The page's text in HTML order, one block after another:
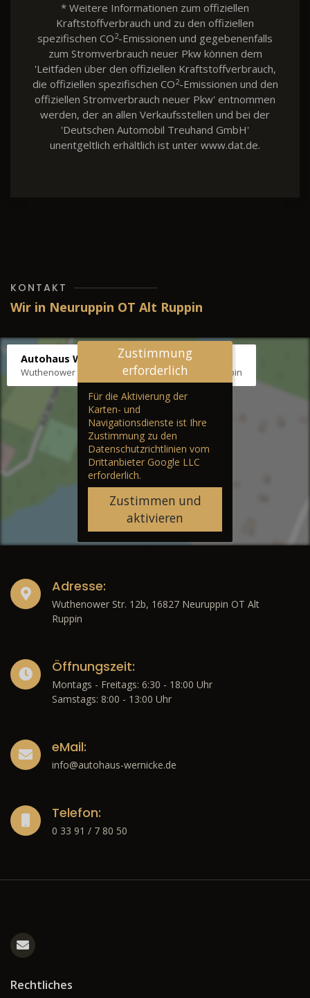
* Weitere Informationen zum offiziellen
Kraftstoffverbrauch und zu den offiziellen
spezifischen CO2-Emissionen und gegebenenfalls
zum Stromverbrauch neuer Pkw können dem
'Leitfaden über den offiziellen Kraftstoffverbrauch,
die offiziellen spezifischen CO2-Emissionen und den
offiziellen Stromverbrauch neuer Pkw' entnommen
werden, der an allen Verkaufsstellen und bei der
'Deutschen Automobil Treuhand GmbH'
unentgeltlich erhältlich ist unter www.dat.de.
KONTAKT
Wir in Neuruppin OT Alt Ruppin
Autohaus Wernicke
Wuthenower Str. 12b, 16827 Neuruppin OT Alt Ruppin
Zustimmung
erforderlich
Für die Aktivierung der
Karten- und
Navigationsdienste ist Ihre
Zustimmung zu den
Datenschutzrichtlinien vom
Drittanbieter Google LLC
erforderlich.
Zustimmen und
aktivieren
Adresse:
Wuthenower Str. 12b, 16827 Neuruppin OT Alt
Ruppin
Öffnungszeit:
Montags - Freitags: 6:30 - 18:00 Uhr
Samstags: 8:00 - 13:00 Uhr
eMail:
info@autohaus-wernicke.de
Telefon:
0 33 91 / 7 80 50
Rechtliches